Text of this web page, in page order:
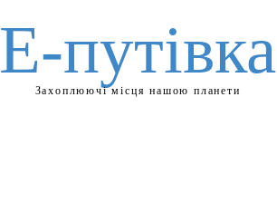
Е-путівка
Захоплюючі місця нашою планети